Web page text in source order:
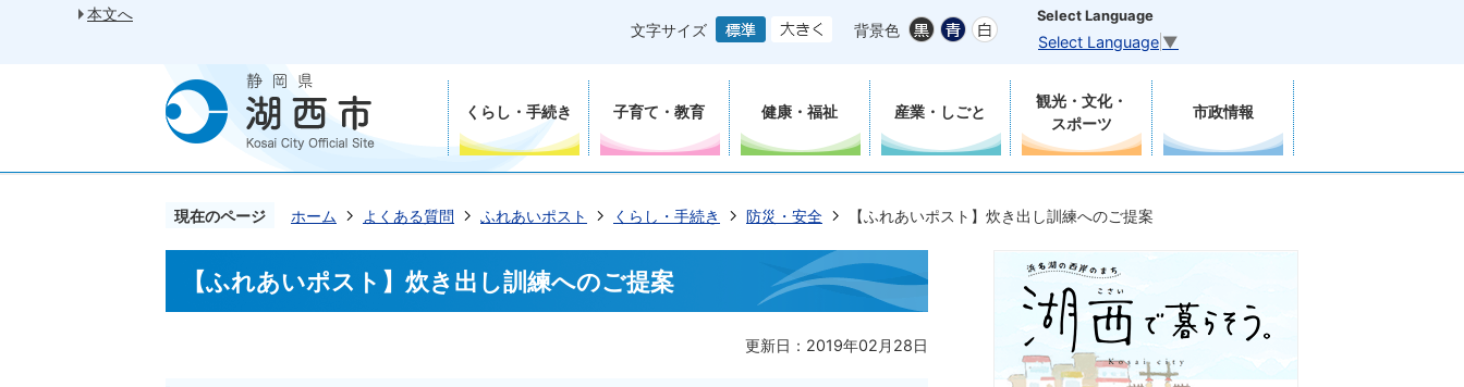
本文へ
文字サイズ
背景色
Select Language
Select Language ▼
くらし・手続き 子育て・教育 健康・福祉 産業・しごと
観光・文化・
スポーツ
市政情報
現在のページ ホーム よくある質問 ふれあいポスト くらし・手続き 防災・安全 【ふれあいポスト】炊き出し訓練へのご提案
【ふれあいポスト】炊き出し訓練へのご提案
更新日：2019年02月28日